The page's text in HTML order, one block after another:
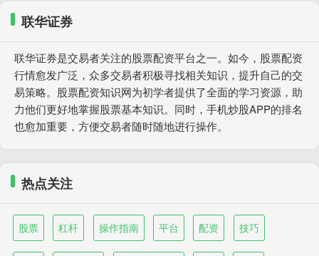
联华证券
联华证券是交易者关注的股票配资平台之一。如今，股票配资
行情愈发广泛，众多交易者积极寻找相关知识，提升自己的交
易策略。股票配资知识网为初学者提供了全面的学习资源，助
力他们更好地掌握股票基本知识。同时，手机炒股APP的排名
也愈加重要，方便交易者随时随地进行操作。
热点关注
股票 杠杆 操作指南 平台 配资 技巧